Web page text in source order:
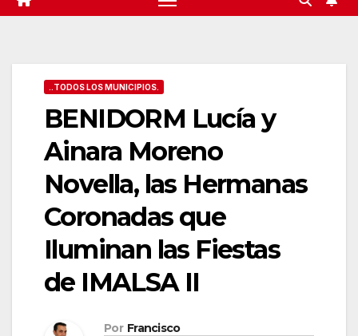
..TODOS LOS MUNICIPIOS.
BENIDORM Lucía y
Ainara Moreno
Novella, las Hermanas
Coronadas que
Iluminan las Fiestas
de IMALSA II
Por Francisco